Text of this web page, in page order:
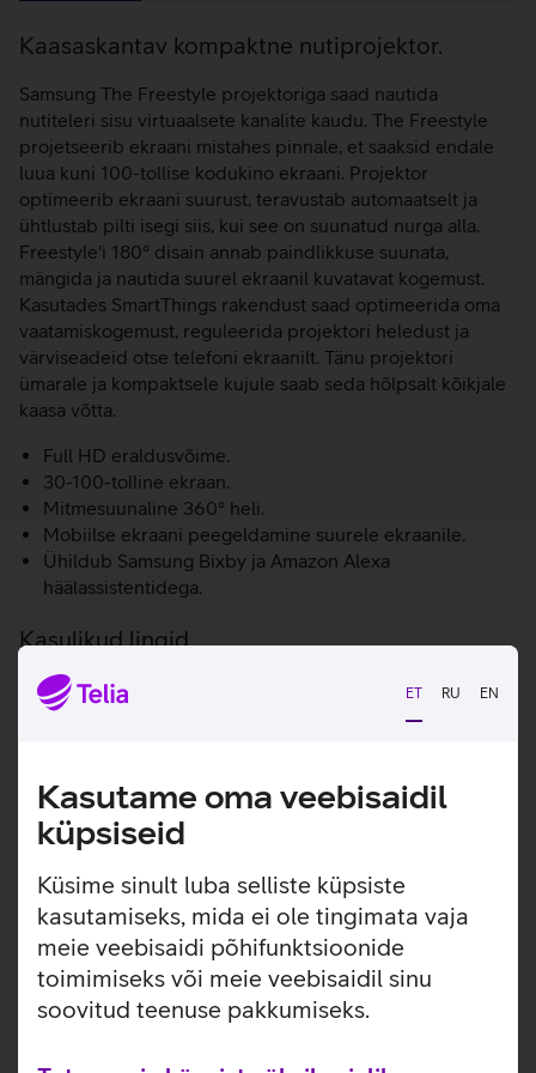
ET RU EN
Kasutame oma veebisaidil
küpsiseid
Küsime sinult luba selliste küpsiste
kasutamiseks, mida ei ole tingimata vaja
meie veebisaidi põhifunktsioonide
toimimiseks või meie veebisaidil sinu
soovitud teenuse pakkumiseks.
Lisainfo
Kaasaskantav kompaktne nutiprojektor.
Samsung The Freestyle projektoriga saad nautida
nutiteleri sisu virtuaalsete kanalite kaudu. The Freestyle
projetseerib ekraani mistahes pinnale, et saaksid endale
luua kuni 100-tollise kodukino ekraani. Projektor
optimeerib ekraani suurust, teravustab automaatselt ja
ühtlustab pilti isegi siis, kui see on suunatud nurga alla.
Freestyle'i 180° disain annab paindlikkuse suunata,
mängida ja nautida suurel ekraanil kuvatavat kogemust.
Kasutades SmartThings rakendust saad optimeerida oma
vaatamiskogemust, reguleerida projektori heledust ja
värviseadeid otse telefoni ekraanilt. Tänu projektori
ümarale ja kompaktsele kujule saab seda hõlpsalt kõikjale
kaasa võtta.
Full HD eraldusvõime.
30-100-tolline ekraan.
Mitmesuunaline 360° heli.
Mobiilse ekraani peegeldamine suurele ekraanile.
Ühildub Samsung Bixby ja Amazon Alexa
häälassistentidega.
Kasulikud lingid
Tootja kasutusjuhend Samsung The Freestyle
nutiprojektorile
kasutusviisidega tootja kodulehel
Seotud artiklid ja videod